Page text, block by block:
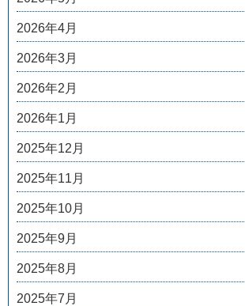
2026年4月
2026年3月
2026年2月
2026年1月
2025年12月
2025年11月
2025年10月
2025年9月
2025年8月
2025年7月